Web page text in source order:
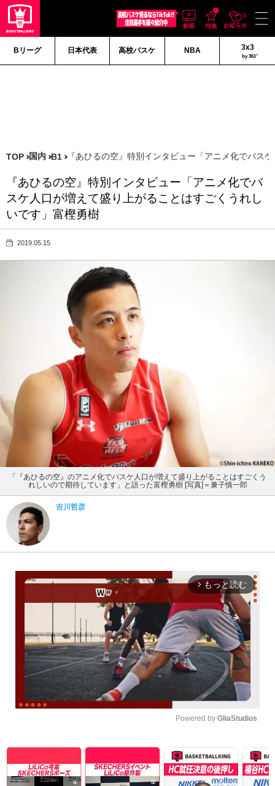
Bリーグ 日本代表 高校バスケ NBA 3x3
by 361°
TOP 国内 B1 『あひるの空』特別インタビュー「アニメ化でバス
『あひるの空』特別インタビュー「アニメ化でバ
スケ人口が増えて盛り上がることはすごくうれし
いです」富樫勇樹
2019.05.15
「『あひるの空』のアニメ化でバスケ人口が増えて盛り上がることはすごくう
れしいので期待しています」と語った富樫勇樹 [写真]＝兼子慎一郎
吉川哲彦
arrow_forward_ios もっと読む
Powered by GliaStudios